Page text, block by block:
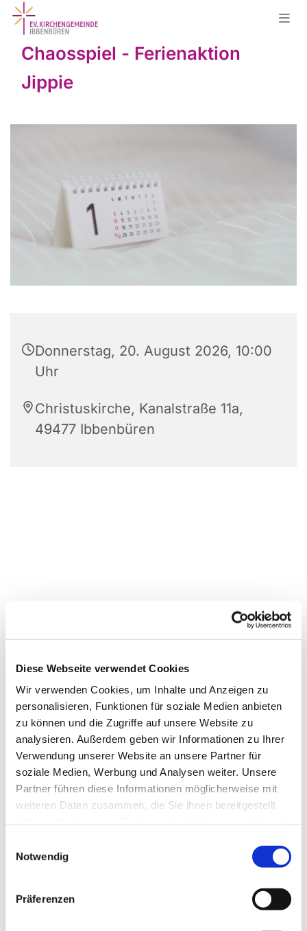
Diese Webseite verwendet Cookies
Wir verwenden Cookies, um Inhalte und Anzeigen zu
personalisieren, Funktionen für soziale Medien anbieten
zu können und die Zugriffe auf unsere Website zu
analysieren. Außerdem geben wir Informationen zu Ihrer
Verwendung unserer Website an unsere Partner für
soziale Medien, Werbung und Analysen weiter. Unsere
Partner führen diese Informationen möglicherweise mit
weiteren Daten zusammen, die Sie ihnen bereitgestellt
Notwendig
Präferenzen
Chaosspiel - Ferienaktion
Jippie
Donnerstag, 20. August 2026, 10:00
Uhr
Christuskirche, Kanalstraße 11a,
49477 Ibbenbüren
Dies könnte Sie auch
interessieren